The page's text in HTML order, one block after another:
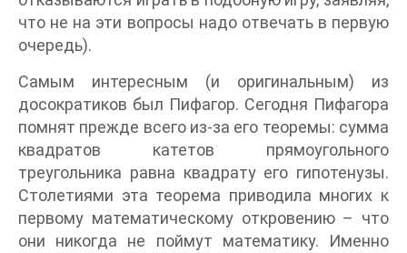
что не на эти вопросы надо отвечать в первую
очередь).
Самым интересным (и оригинальным) из
досократиков был Пифагор. Сегодня Пифагора
помнят прежде всего из-за его теоремы: сумма
квадратов катетов прямоугольного
треугольника равна квадрату его гипотенузы.
Столетиями эта теорема приводила многих к
первому математическому откровению – что
они никогда не поймут математику. Именно